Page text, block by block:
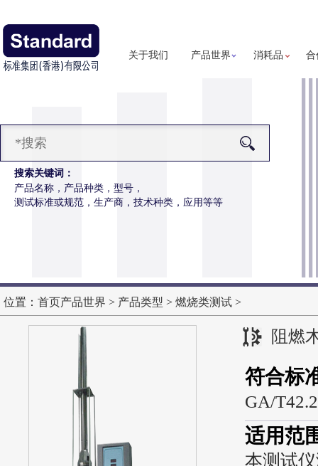
关于我们 产品世界 消耗品 合
搜索关键词：
产品名称，产品种类，型号，
测试标准或规范，生产商，技术种类，应用等等
位置： 首页产品世界 > 产品类型 > 燃烧类测试 >
阻燃
符合标
GA/
适用范
本测试